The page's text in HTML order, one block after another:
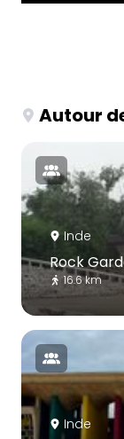
Autour
Inde
Rock
16.6 km
Inde